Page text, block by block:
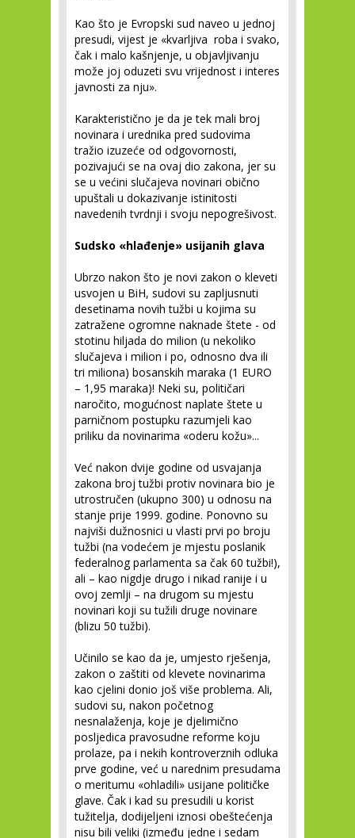
Kao što je Evropski sud naveo u jednoj
presudi, vijest je «kvarljiva roba i svako,
čak i malo kašnjenje, u objavljivanju
može joj oduzeti svu vrijednost i interes
javnosti za nju».
Karakteristično je da je tek mali broj
novinara i urednika pred sudovima
tražio izuzeće od odgovornosti,
pozivajući se na ovaj dio zakona, jer su
se u većini slučajeva novinari obično
upuštali u dokazivanje istinitosti
navedenih tvrdnji i svoju nepogrešivost.
Sudsko «hlađenje» usijanih glava
Ubrzo nakon što je novi zakon o kleveti
usvojen u BiH, sudovi su zapljusnuti
desetinama novih tužbi u kojima su
zatražene ogromne naknade štete - od
stotinu hiljada do milion (u nekoliko
slučajeva i milion i po, odnosno dva ili
tri miliona) bosanskih maraka (1 EURO
– 1,95 maraka)! Neki su, političari
naročito, mogućnost naplate štete u
parničnom postupku razumjeli kao
priliku da novinarima «oderu kožu»...
Već nakon dvije godine od usvajanja
zakona broj tužbi protiv novinara bio je
utrostručen (ukupno 300) u odnosu na
stanje prije 1999. godine. Ponovno su
najviši dužnosnici u vlasti prvi po broju
tužbi (na vodećem je mjestu poslanik
federalnog parlamenta sa čak 60 tužbi!),
ali – kao nigdje drugo i nikad ranije i u
ovoj zemlji – na drugom su mjestu
novinari koji su tužili druge novinare
(blizu 50 tužbi).
Učinilo se kao da je, umjesto rješenja,
zakon o zaštiti od klevete novinarima
kao cjelini donio još više problema. Ali,
sudovi su, nakon početnog
nesnalaženja, koje je djelimično
posljedica pravosudne reforme koju
prolaze, pa i nekih kontroverznih odluka
prve godine, već u narednim presudama
o meritumu «ohladili» usijane političke
glave. Čak i kad su presudili u korist
tužitelja, dodijeljeni iznosi obeštećenja
nisu bili veliki (između jedne i sedam